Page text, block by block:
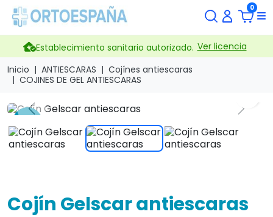
0
Establecimiento sanitario autorizado. Ver licencia
Inicio
ANTIESCARAS
Cojínes antiescaras
COJINES DE GEL ANTIESCARAS
Previous Next
Cojín Gelscar antiescaras